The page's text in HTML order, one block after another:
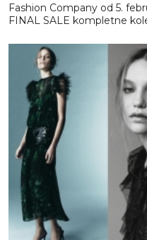
Fashion Company od 5.
FINAL SALE kompletne